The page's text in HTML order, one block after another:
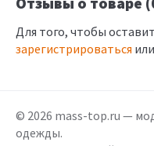
Для того, чтобы
зарегистрироваться или
© 2026 mass-top.ru —
одежды.